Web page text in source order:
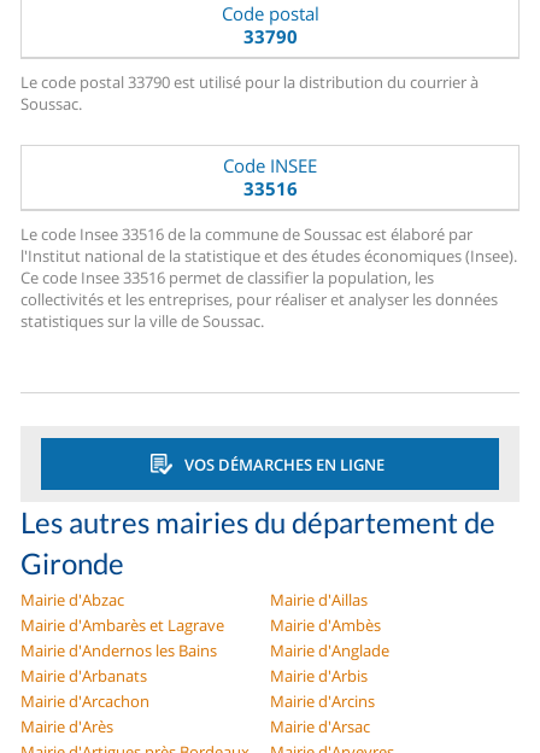
Code postal
33790
Le code postal 33790 est utilisé pour la distribution du courrier à
Soussac.
Code INSEE
33516
Le code Insee 33516 de la commune de Soussac est élaboré par
l'Institut national de la statistique et des études économiques (Insee).
Ce code Insee 33516 permet de classifier la population, les
collectivités et les entreprises, pour réaliser et analyser les données
statistiques sur la ville de Soussac.
VOS DÉMARCHES EN LIGNE
Les autres mairies du département de
Gironde
Mairie d'Abzac
Mairie d'Aillas
Mairie d'Ambarès et Lagrave
Mairie d'Ambès
Mairie d'Andernos les Bains
Mairie d'Anglade
Mairie d'Arbanats
Mairie d'Arbis
Mairie d'Arcachon
Mairie d'Arcins
Mairie d'Arès
Mairie d'Arsac